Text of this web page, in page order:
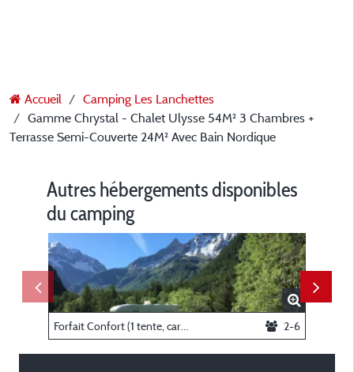
Accueil
Camping Les Lanchettes
Gamme Chrystal - Chalet Ulysse 54M² 3 Chambres +
Terrasse Semi-Couverte 24M² Avec Bain Nordique
Autres hébergements disponibles
du camping
2-6